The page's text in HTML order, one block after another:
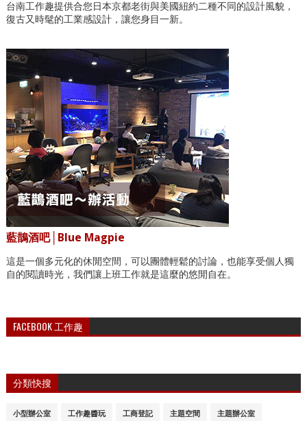
台南工作趣提供合您日本京都老街與美國紐約二種不同的設計風貌，
復古又時髦的工業感設計，讓您身目一新。
藍鵲酒吧│Blue Magpie
這是一個多元化的休閒空間，可以團體輕鬆的討論，也能享受個人獨
自的閱讀時光，我們讓上班工作就是這麼的悠閒自在。
FACEBOOK 工作趣
分類快搜
小型辦公室 工作趣醬玩 工商登記 主題空間 主題辦公室